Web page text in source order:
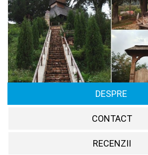
DESPRE
CONTACT
RECENZII